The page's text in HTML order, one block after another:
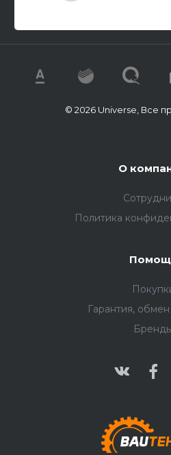
© 2026 Universe, Все
О
Политика
Гарантия,